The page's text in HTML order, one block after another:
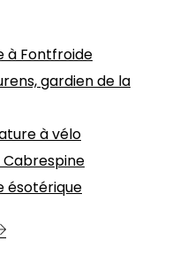
à Fontfroide
gardien de la
à vélo
Cabrespine
ésotérique